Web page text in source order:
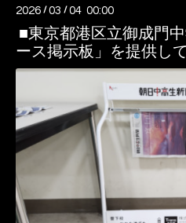
2026 /03 /04 00:00
■東京都港区立御成門
ース掲示板」を提供し